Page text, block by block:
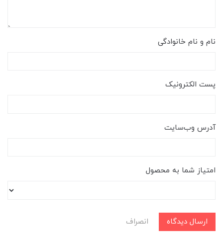
نام و نام خانوادگی
پست الکترونیک
آدرس وب‌سایت
امتیاز شما به محصول
ارسال دیدگاه انصراف